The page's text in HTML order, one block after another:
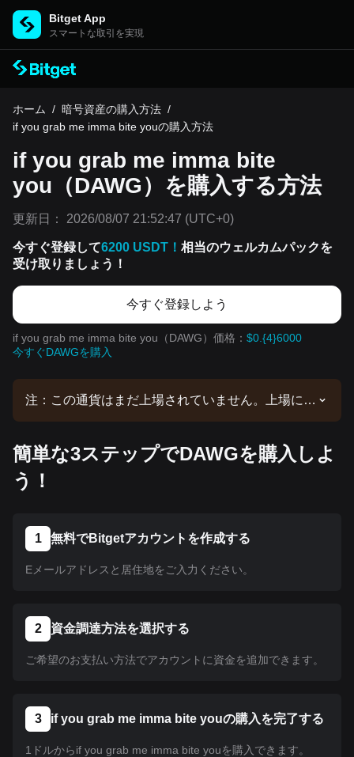
Bitget App
スマートな取引を実現
ホーム / 暗号資産の購入方法 /
if you grab me imma bite youの購入方法
if you grab me imma bite
you（DAWG）を購入する方法
更新日： 2026/08/07 21:52:47 (UTC+0)
今すぐ登録して6200 USDT！ 相当のウェルカムパックを
受け取りましょう！
今すぐ登録しよう
if you grab me imma bite you（DAWG）価格： $0.{4}6000
今すぐDAWGを購入
注：この通貨はまだ上場されていません。上場に関
って購入できます。Bitgetで上場されているすべて
簡単な3ステップでDAWGを購入しよ
う！
1 無料でBitgetアカウントを作成する
Eメールアドレスと居住地をご入力ください。
2 資金調達方法を選択する
ご希望のお支払い方法でアカウントに資金を追加できます。
3 if you grab me imma bite youの購入を完了する
1ドルからif you grab me imma bite youを購入できます。